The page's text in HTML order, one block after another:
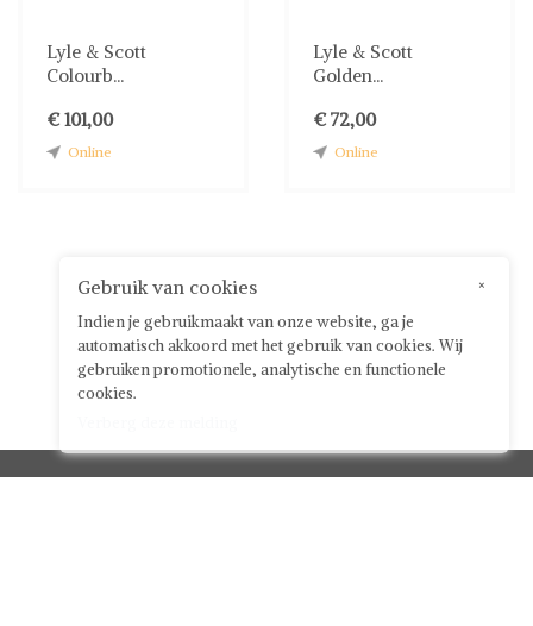
Lyle & Scott
Colourb...
€ 101,00
Online
Lyle & Scott
Golden...
€ 72,00
Online
×
Gebruik van cookies
Indien je gebruikmaakt van onze website, ga je
automatisch akkoord met het gebruik van cookies. Wij
gebruiken promotionele, analytische en functionele
cookies.